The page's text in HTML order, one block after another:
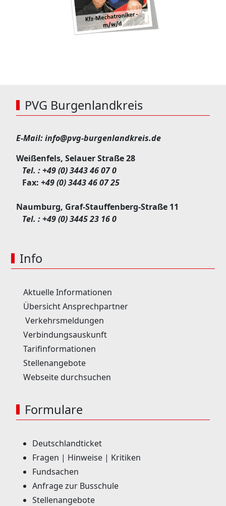
PVG Burgenlandkreis
E-Mail:info@pvg-burgenlandkreis.de
Weißenfels, Selauer Straße 28
Tel. :+49 (0) 3443 46 07 0
Fax: +49 (0) 3443 46 07 25
Naumburg, Graf-Stauffenberg-Straße 11
Tel. :+49 (0) 3445 23 16 0
Info
Aktuelle Informationen
Übersicht Ansprechpartner
Verkehrsmeldungen
Verbindungsauskunft
Tarifinformationen
Stellenangebote
Webseite durchsuchen
Formulare
Deutschlandticket
Fragen | Hinweise | Kritiken
Fundsachen
Anfrage zur Busschule
Stellenangebote